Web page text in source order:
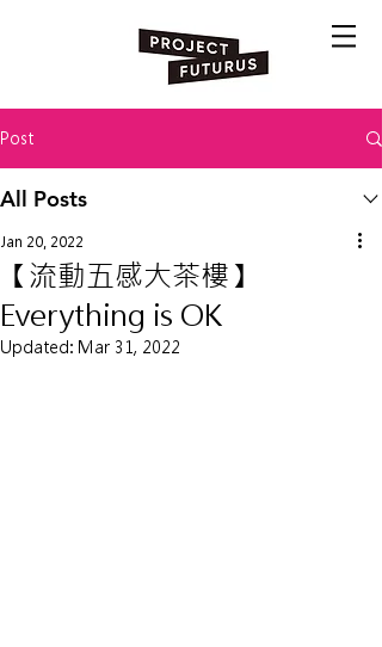
Post
All Posts
【流動五感大茶樓】
Everything is OK
Jan 20, 2022
Updated: Mar 31, 2022